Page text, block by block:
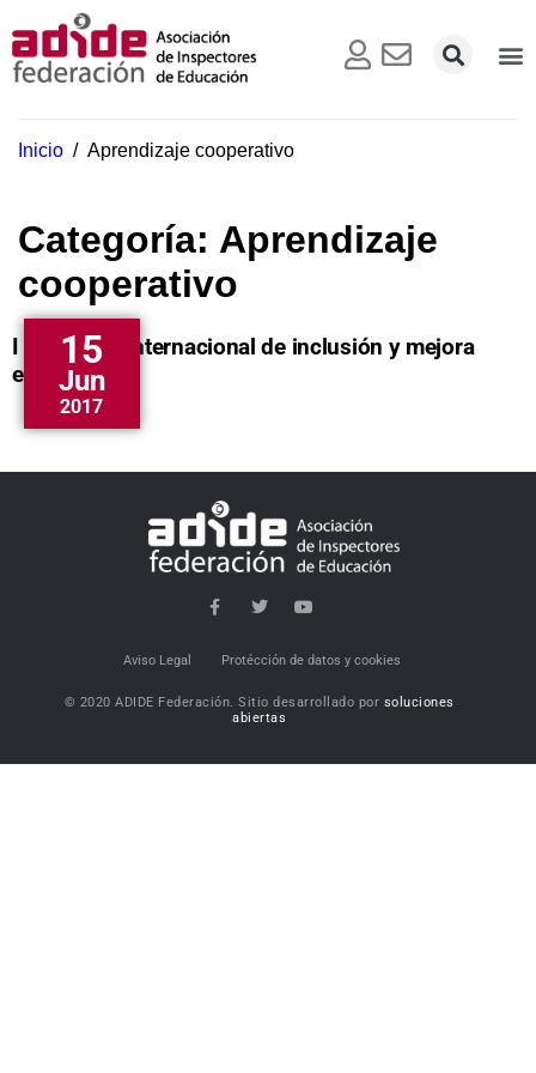
Inicio / Aprendizaje cooperativo
Categoría: Aprendizaje
cooperativo
15
Jun
2017
I Congreso internacional de inclusión y mejora
educativa
Aviso Legal Protécción de datos y cookies
© 2020 ADIDE Federación. Sitio desarrollado por soluciones
abiertas